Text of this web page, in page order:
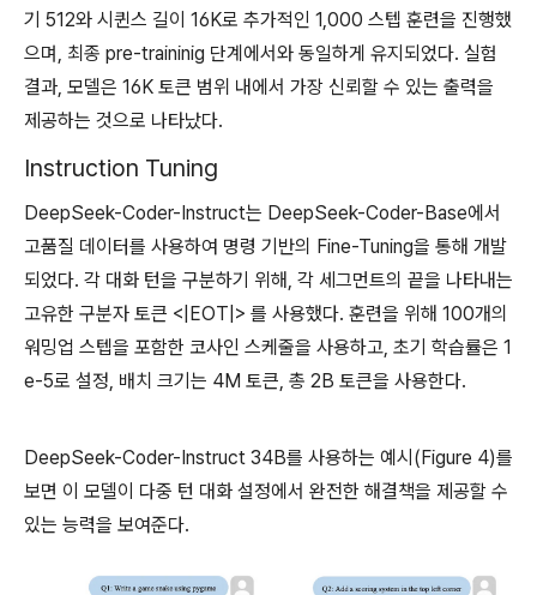
기 512와 시퀸스 길이 16K로 추가적인 1,000 스텝 훈련을 진행했
으며, 최종 pre-traininig 단계에서와 동일하게 유지되었다. 실험
결과, 모델은 16K 토큰 범위 내에서 가장 신뢰할 수 있는 출력을
제공하는 것으로 나타났다.
Instruction Tuning
DeepSeek-Coder-Instruct는 DeepSeek-Coder-Base에서
고품질 데이터를 사용하여 명령 기반의 Fine-Tuning을 통해 개발
되었다. 각 대화 턴을 구분하기 위해, 각 세그먼트의 끝을 나타내는
고유한 구분자 토큰 <|EOT|> 를 사용했다. 훈련을 위해 100개의
워밍업 스텝을 포함한 코사인 스케줄을 사용하고, 초기 학습률은 1
e-5로 설정, 배치 크기는 4M 토큰, 총 2B 토큰을 사용한다.
DeepSeek-Coder-Instruct 34B를 사용하는 예시(Figure 4)를
보면 이 모델이 다중 턴 대화 설정에서 완전한 해결책을 제공할 수
있는 능력을 보여준다.